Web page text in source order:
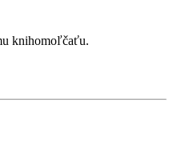
knihomoľčaťu.